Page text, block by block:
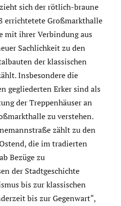
sich der rötlich-braune
errichtetete Großmarkthalle
mit ihrer Verbindung aus
Sachlichkeit zu den
der klassischen
Insbesondere die
gegliederten Erker sind als
der Treppenhäuser an
zu verstehen.
zählt zu den
die im tradierten
Bezüge zu
der Stadtgeschichte
bis zur klassischen
bis zur Gegenwart“,